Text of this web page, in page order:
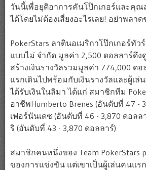
วันนี้เพื่อยุติอาการคันโป๊กเกอร์และคุณ
ได้โดยไม่ต้องเสี่ยงอะไรเลย! อย่าพลา
PokerStars ลาตินอเมริกาโป๊กเกอร์ทัว
แบบไม่ จำกัด มูลค่า 2,500 ดอลลาร์ดึง
สร้างเงินรางวัลรวมมูลค่า 774,000 ด
แรกเดินไปพร้อมกับเงินรางวัลและผู้เล่
ได้รับเงินในลิมา ได้แก่ สมาชิกทีม
อาชีพHumberto Brenes (อันดับที่ 47 -
เฟอร์นันเดซ (อันดับที่ 46 - 3,870 ดอลล
ริ (อันดับที่ 43 - 3,870 ดอลลาร์)
สมาชิกคนหนึ่งของ Team PokerStars
ของการแข่งขัน แต่เขาเป็นผู้เล่นคนแ